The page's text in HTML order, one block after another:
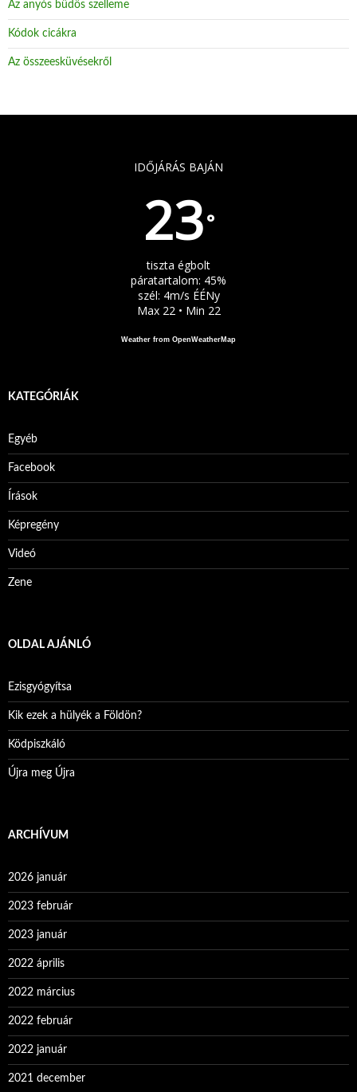
Az anyós büdös szelleme
Kódok cicákra
Az összeesküvésekről
IDŐJÁRÁS BAJÁN
23°
tiszta égbolt
páratartalom: 45%
szél: 4m/s ÉÉNy
Max 22 • Min 22
Weather from OpenWeatherMap
KATEGÓRIÁK
Egyéb
Facebook
Írások
Képregény
Videó
Zene
OLDAL AJÁNLÓ
Ezisgyógyítsa
Kik ezek a hülyék a Földön?
Ködpiszkáló
Újra meg Újra
ARCHÍVUM
2026 január
2023 február
2023 január
2022 április
2022 március
2022 február
2022 január
2021 december